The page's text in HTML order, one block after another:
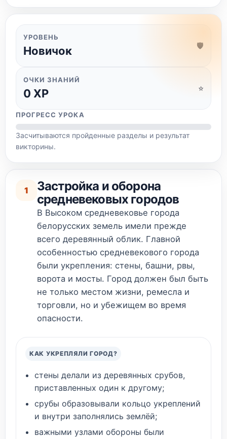
УРОВЕНЬ
Новичок 🛡️
ОЧКИ ЗНАНИЙ
0 XP ⭐
ПРОГРЕСС УРОКА
Засчитываются пройденные разделы и результат
викторины.
1
Застройка и оборона
средневековых городов
В Высоком средневековье города
белорусских земель имели прежде
всего деревянный облик. Главной
особенностью средневекового города
были укрепления: стены, башни, рвы,
ворота и мосты. Город должен был быть
не только местом жизни, ремесла и
торговли, но и убежищем во время
опасности.
КАК УКРЕПЛЯЛИ ГОРОД?
стены делали из деревянных срубов,
приставленных один к другому;
срубы образовывали кольцо укреплений
и внутри заполнялись землёй;
важными узлами обороны были